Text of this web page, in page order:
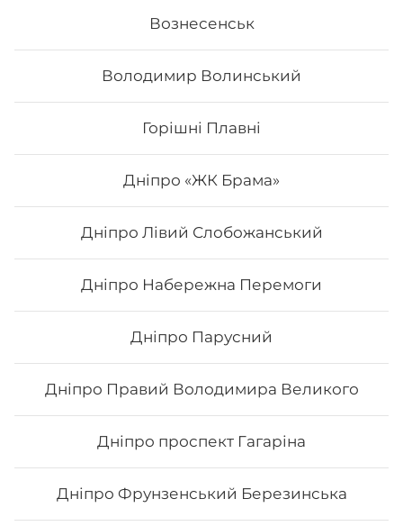
Вознесенськ
Володимир Волинський
Горішні Плавні
Дніпро «ЖК Брама»
Дніпро Лівий Слобожанський
Дніпро Набережна Перемоги
Дніпро Парусний
Дніпро Правий Володимира Великого
Дніпро проспект Гагаріна
Дніпро Фрунзенський Березинська
Сет "Від Шефа"
Вага: 1450 г Склад: рол гриль голд, авокадо рол з